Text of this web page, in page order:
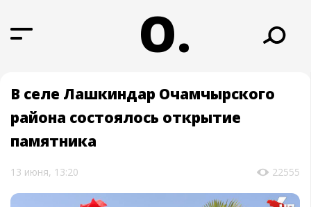
О.
В селе Лашкиндар Очамчырского
района состоялось открытие
памятника
13 июня, 13:20 22555